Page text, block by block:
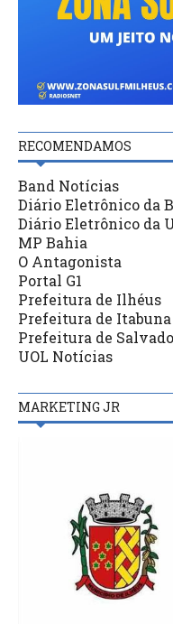
RECOMENDAMOS
Band Notícias
Diário Eletrônico da
Diário Eletrônico da
MP Bahia
O Antagonista
Portal G1
Prefeitura de Ilhéus
Prefeitura de Itabuna
Prefeitura de
UOL Notícias
MARKETING JR